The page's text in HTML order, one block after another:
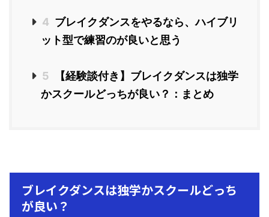
4 ブレイクダンスをやるなら、ハイブリ
ット型で練習のが良いと思う
5
【経験談付き】ブレイクダンスは独学
かスクールどっちが良い？：まとめ
ブレイクダンスは独学かスクールどっち
が良い？